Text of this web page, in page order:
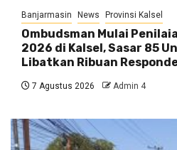
Banjarmasin News Provinsi Kalsel
Ombudsman Mulai
2026 di Kalsel, Sasar 85
Libatkan Ribuan
7 Agustus 2026 Admin 4